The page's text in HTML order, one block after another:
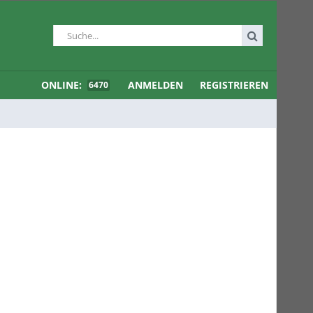
ONLINE: 6470 ANMELDEN REGISTRIEREN